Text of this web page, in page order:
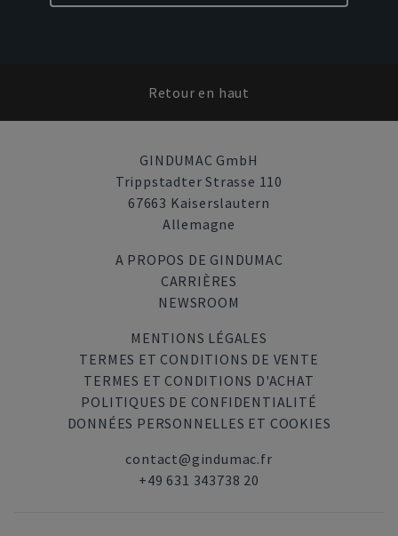
Retour en haut
GINDUMAC GmbH
Trippstadter Strasse 110
67663 Kaiserslautern
Allemagne
A PROPOS DE GINDUMAC
CARRIÈRES
NEWSROOM
MENTIONS LÉGALES
TERMES ET CONDITIONS DE VENTE
TERMES ET CONDITIONS D'ACHAT
POLITIQUES DE CONFIDENTIALITÉ
DONNÉES PERSONNELLES ET COOKIES
contact@gindumac.fr
+49 631 343738 20